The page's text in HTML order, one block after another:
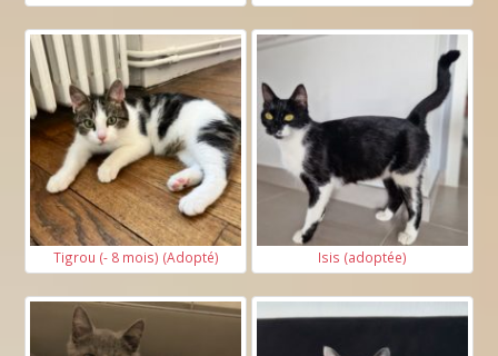
Tigrou (- 8 mois) (Adopté) Isis (adoptée)